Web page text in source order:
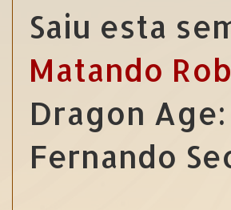
Saiu esta
Matando
Dragon
Fernando